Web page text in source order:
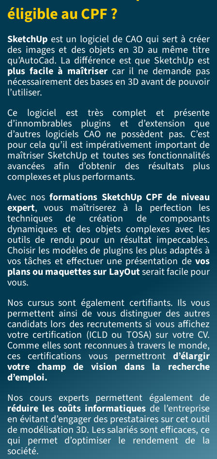
éligible au CPF ?
SketchUp est un logiciel de CAO qui sert à créer
des images et des objets en 3D au même titre
qu’AutoCad. La différence est que SketchUp est
plus facile à maîtriser car il ne demande pas
nécessairement des bases en 3D avant de pouvoir
l’utiliser.
Ce logiciel est très complet et présente
d’innombrables plugins et d’extension que
d’autres logiciels CAO ne possèdent pas. C’est
pour cela qu’il est impérativement important de
maîtriser SketchUp et toutes ses fonctionnalités
avancées afin d’obtenir des résultats plus
complexes et plus performants.
Avec nos formations SketchUp CPF de niveau
expert, vous maîtriserez à la perfection les
techniques de création de composants
dynamiques et des objets complexes avec les
outils de rendu pour un résultat impeccables.
Choisir les modèles de plugins les plus adaptés à
vos tâches et effectuer une présentation devos
plansou maquettes sur LayOutserait facile pour
vous.
Nos cursus sont également certifiants. Ils vous
permettent ainsi de vous distinguer des autres
candidats lors des recrutements si vous affichez
votre certification (ICLD ou TOSA) sur votre CV.
Comme elles sont reconnues à travers le monde,
ces certifications vous permettrontd’élargir
votre champ de vision dans la recherche
d’emploi.
Nos cours experts permettent également de
réduire les coûts informatiques de l’entreprise
en évitant d’engager des prestataires sur cet outil
de modélisation 3D. Les salariés sont efficaces, ce
qui permet d’optimiser le rendement de la
société.